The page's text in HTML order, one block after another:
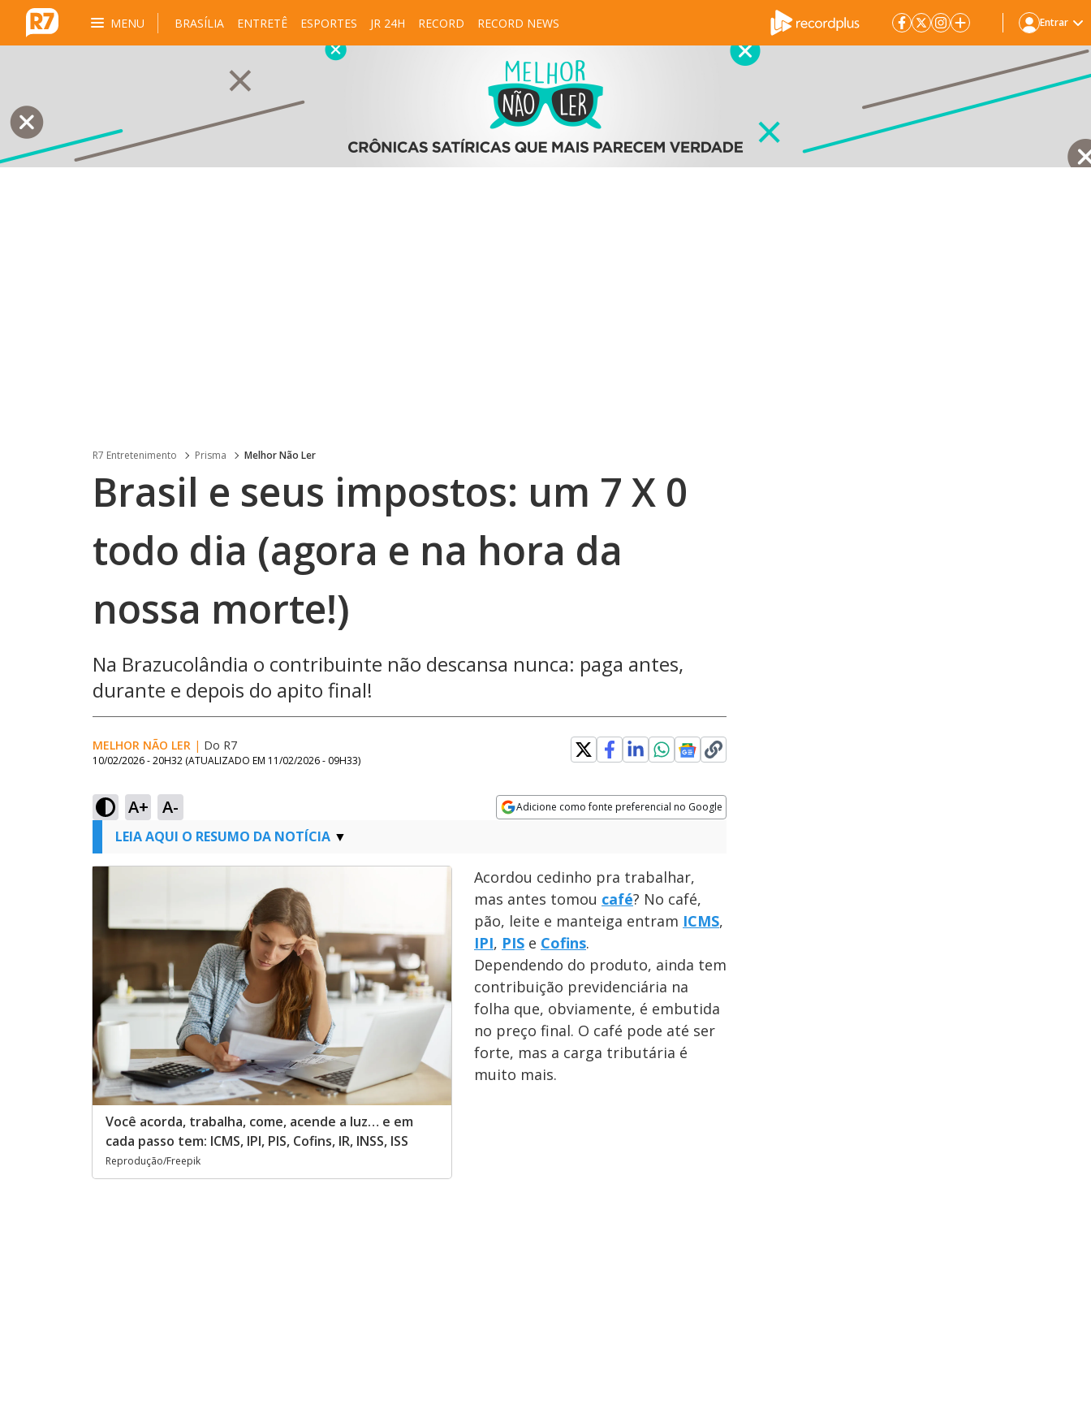
MENU BRASÍLIA ENTRETÊ ESPORTES JR 24H RECORD RECORD NEWS Entrar
R7 Entretenimento Prisma Melhor Não Ler
Brasil e seus impostos: um 7 X 0
todo dia (agora e na hora da
nossa morte!)
Na Brazucolândia o contribuinte não descansa nunca: paga antes,
durante e depois do apito final!
MELHOR NÃO LER | Do R7
10/02/2026 - 20H32 (ATUALIZADO EM 11/02/2026 - 09H33)
A+ A- Adicione como fonte preferencial no Google
LEIA AQUI O RESUMO DA NOTÍCIA
Você acorda, trabalha, come, acende a luz… e em
cada passo tem: ICMS, IPI, PIS, Cofins, IR, INSS, ISS
Reprodução/Freepik
Acordou cedinho pra trabalhar,
mas antes tomou café? No café,
pão, leite e manteiga entram ICMS,
IPI, PIS e Cofins.
Dependendo do produto, ainda tem
contribuição previdenciária na
folha que, obviamente, é embutida
no preço final. O café pode até ser
forte, mas a carga tributária é
muito mais.